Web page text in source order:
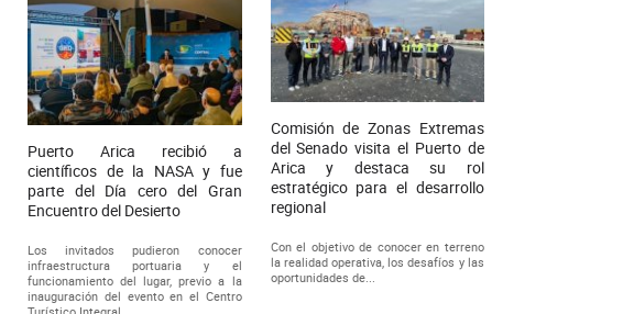
Puerto Arica recibió a
científicos de la NASA y fue
parte del Día cero del Gran
Encuentro del Desierto
Los invitados pudieron conocer
infraestructura portuaria y el
funcionamiento del lugar, previo a la
inauguración del evento en el Centro
Comisión de Zonas Extremas
del Senado visita el Puerto de
Arica y destaca su rol
estratégico para el desarrollo
regional
Con el objetivo de conocer en terreno
la realidad operativa, los desafíos y las
oportunidades de...